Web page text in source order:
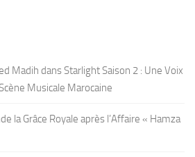
Madih dans Starlight Saison 2 : Une Voix
Musicale Marocaine
la Grâce Royale après l’Affaire « Hamza